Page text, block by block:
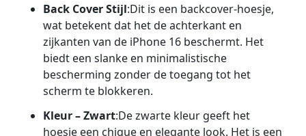
Back Cover Stijl:Dit is een backcover-hoesje,
wat betekent dat het de achterkant en
zijkanten van de iPhone 16 beschermt. Het
biedt een slanke en minimalistische
bescherming zonder de toegang tot het
scherm te blokkeren.
Kleur – Zwart:De zwarte kleur geeft het
hoesje een chique en elegante look. Het is een